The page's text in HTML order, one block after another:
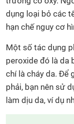
dụng loại bỏ các
hạn chế nguy cơ
Một số tác dụng
peroxide đó là da
chí là cháy da. Để
phải, bạn nên sử
làm dịu da, ví dụ